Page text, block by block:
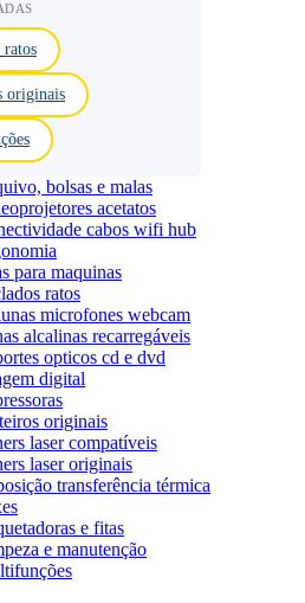
ratos
originais
bolsas e malas
acetatos
cabos wifi hub
para maquinas
ratos
microfones webcam
alcalinas recarregáveis
opticos cd e dvd
digital
originais
laser compatíveis
laser originais
transferência térmica
e fitas
e manutenção